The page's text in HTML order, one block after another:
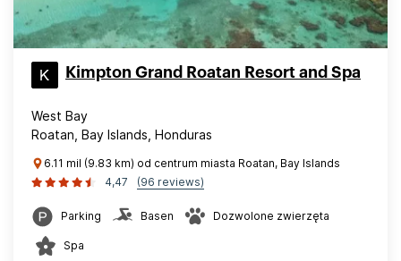
Kimpton Grand Roatan Resort and Spa
West Bay
Roatan, Bay Islands, Honduras
6.11 mil (9.83 km) od centrum miasta Roatan, Bay Islands
4,47
(96 reviews)
Parking Basen Dozwolone zwierzęta
Spa